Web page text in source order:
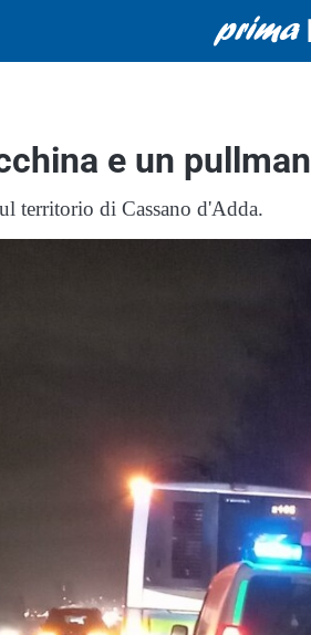
e un pullman
territorio di Cassano d'Adda.